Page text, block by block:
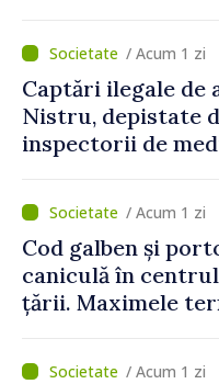
și a polițiștilor de
/ Acum 1 zi
Captări ilegale de
Nistru, depistate
inspectorii de
/ Acum 1 zi
Cod galben și
caniculă în
țării. Maximele
/ Acum 1 zi